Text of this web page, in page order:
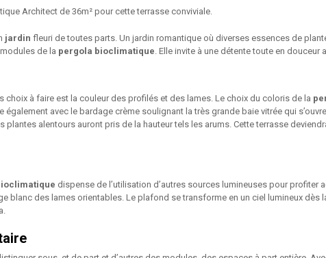
Architect de 36m² pour cette terrasse conviviale.
jardin fleuri de toutes parts. Un jardin romantique où diverses essences de
de la pergola bioclimatique. Elle invite à une détente toute en douceur
choix à faire est la couleur des profilés et des lames. Le choix du coloris de la
également avec le bardage crème soulignant la très grande baie vitrée qui
plantes alentours auront pris de la hauteur tels les arums. Cette terrasse
dispense de l’utilisation d’autres sources lumineuses pour
blanc des lames orientables. Le plafond se transforme en un ciel lumineux